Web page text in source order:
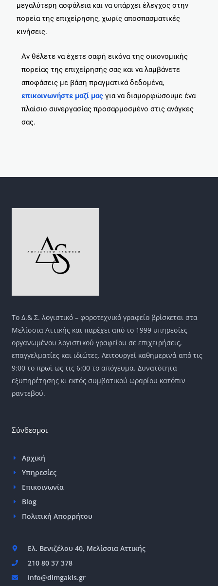
μεγαλύτερη ασφάλεια και να υπάρχει έλεγχος στην
πορεία της επιχείρησης, χωρίς αποσπασματικές
κινήσεις.
Αν θέλετε να έχετε σαφή εικόνα της οικονομικής
πορείας της επιχείρησής σας και να λαμβάνετε
αποφάσεις με βάση πραγματικά δεδομένα,
επικοινωνήστε μαζί μας για να διαμορφώσουμε ένα
πλαίσιο συνεργασίας προσαρμοσμένο στις ανάγκες
σας.
Το Δ.& Σ. λογιστικό – φοροτεχνικό γραφείο βρίσκεται στα
Μελίσσια Αττικής και παρέχει από το 1999 υπηρεσίες
οργανωμένου λογιστικού γραφείου σε επιχειρήσεις,
επαγγελματίες και ιδιώτες. Λειτουργεί καθημερινά από τις
9:00 το πρωϊ ως τις 6:00 το απόγευμα. Δυνατότητα
εξυπηρέτησης κι εκτός συμβατικού ωραρίου κατόπιν
ραντεβού.
Σύνδεσμοι
Αρχική
Υπηρεσίες
Επικοινωνία
Blog
Πολιτική Απορρήτου
Ελ. Βενιζέλου 40, Μελίσσια Αττικής
210 80 37 378
info@dimgakis.gr